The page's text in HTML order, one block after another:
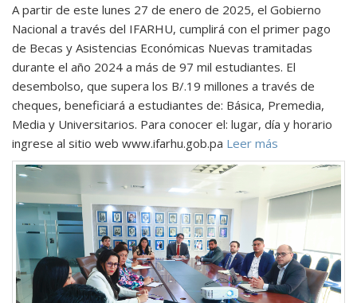
A partir de este lunes 27 de enero de 2025, el Gobierno
Nacional a través del IFARHU, cumplirá con el primer pago
de Becas y Asistencias Económicas Nuevas tramitadas
durante el año 2024 a más de 97 mil estudiantes. El
desembolso, que supera los B/.19 millones a través de
cheques, beneficiará a estudiantes de: Básica, Premedia,
Media y Universitarios. Para conocer el: lugar, día y horario
ingrese al sitio web www.ifarhu.gob.pa Leer más